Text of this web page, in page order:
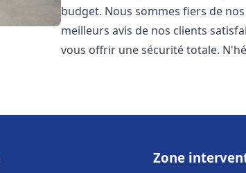
budget. Nous sommes fiers de
meilleurs avis de nos clients
vous offrir une sécurité totale.
Zone